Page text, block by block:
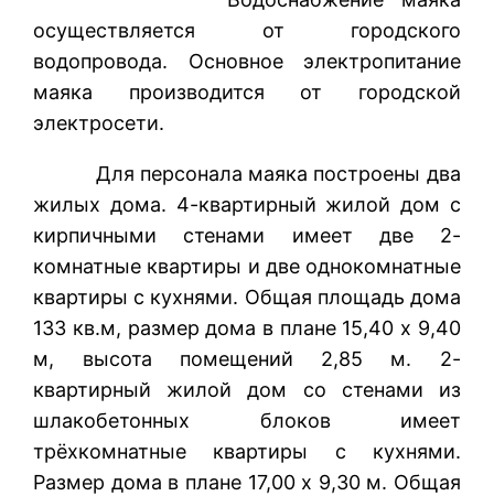
осуществляется от городского
водопровода. Основное электропитание
маяка производится от городской
электросети.
Для персонала маяка построены два
жилых дома. 4-квартирный жилой дом с
кирпичными стенами имеет две 2-
комнатные квартиры и две однокомнатные
квартиры с кухнями. Общая площадь дома
133 кв.м, размер дома в плане 15,40 х 9,40
м, высота помещений 2,85 м. 2-
квартирный жилой дом со стенами из
шлакобетонных блоков имеет
трёхкомнатные квартиры с кухнями.
Размер дома в плане 17,00 х 9,30 м. Общая